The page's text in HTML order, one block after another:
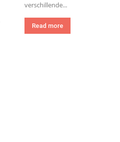
verschillende...
Read more